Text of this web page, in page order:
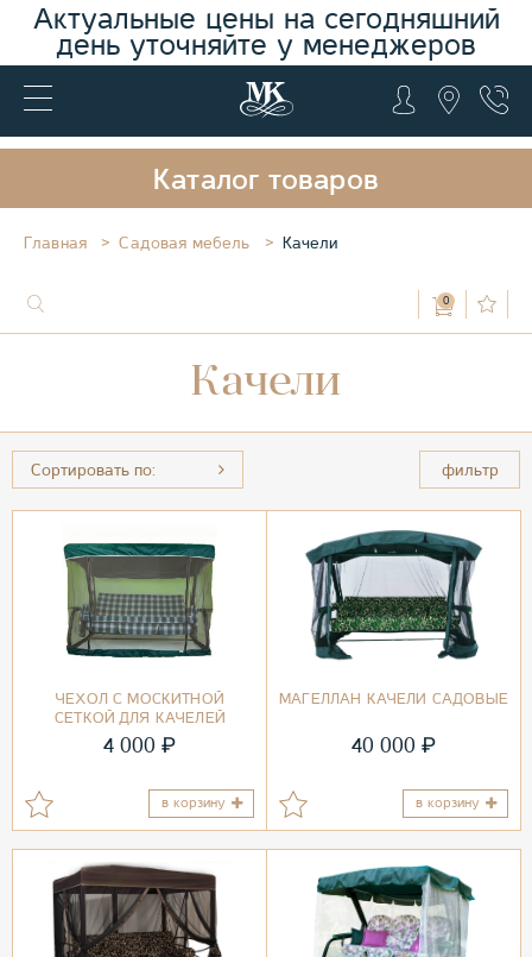
Актуальные цены на сегодняшний
день уточняйте у менеджеров
Каталог товаров
Главная Садовая мебель Качели
0
Качели
фильтр
Сортировать по:
ЧЕХОЛ С МОСКИТНОЙ
СЕТКОЙ ДЛЯ КАЧЕЛЕЙ
4 000 ₽
в корзину
МАГЕЛЛАН КАЧЕЛИ САДОВЫЕ
40 000 ₽
в корзину